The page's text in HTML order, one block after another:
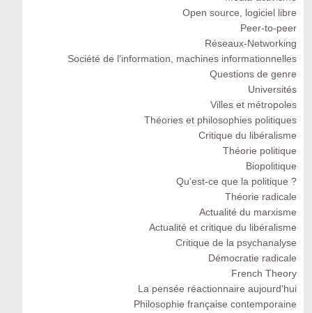
Open source, logiciel libre
Peer-to-peer
Réseaux-Networking
Société de l'information, machines informationnelles
Questions de genre
Universités
Villes et métropoles
Théories et philosophies politiques
Critique du libéralisme
Théorie politique
Biopolitique
Qu'est-ce que la politique ?
Théorie radicale
Actualité du marxisme
Actualité et critique du libéralisme
Critique de la psychanalyse
Démocratie radicale
French Theory
La pensée réactionnaire aujourd'hui
Philosophie française contemporaine